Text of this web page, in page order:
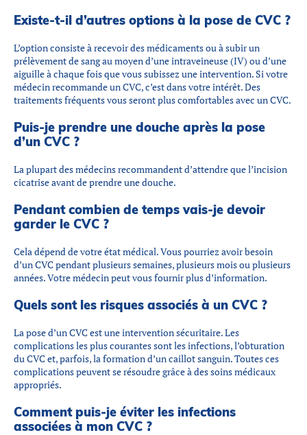
Existe-t-il d’autres options à la pose de CVC ?
L’option consiste à recevoir des médicaments ou à subir un
prélèvement de sang au moyen d’une intraveineuse (IV) ou d’une
aiguille à chaque fois que vous subissez une intervention. Si votre
médecin recommande un CVC, c’est dans votre intérêt. Des
traitements fréquents vous seront plus comfortables avec un CVC.
Puis-je prendre une douche après la pose
d’un CVC ?
La plupart des médecins recommandent d’attendre que l’incision
cicatrise avant de prendre une douche.
Pendant combien de temps vais-je devoir
garder le CVC ?
Cela dépend de votre état médical. Vous pourriez avoir besoin
d’un CVC pendant plusieurs semaines, plusieurs mois ou plusieurs
années. Votre médecin peut vous fournir plus d’information.
Quels sont les risques associés à un CVC ?
La pose d’un CVC est une intervention sécuritaire. Les
complications les plus courantes sont les infections, l’obturation
du CVC et, parfois, la formation d’un caillot sanguin. Toutes ces
complications peuvent se résoudre grâce à des soins médicaux
appropriés.
Comment puis-je éviter les infections
associées à mon CVC ?